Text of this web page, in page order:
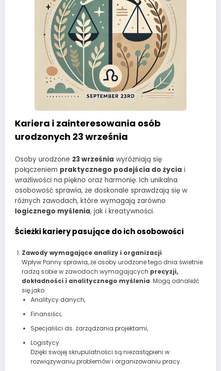
Kariera i zainteresowania osób
urodzonych 23 września
Osoby urodzone 23 września wyróżniają się
połączeniem praktycznego podejścia do życia i
wrażliwości na piękno oraz harmonię. Ich unikalna
osobowość sprawia, że doskonale sprawdzają się w
różnych zawodach, które wymagają zarówno
logicznego myślenia, jak i kreatywności.
Ścieżki kariery pasujące do ich osobowości
Zawody wymagające analizy i organizacji
Wpływ Panny sprawia, że osoby urodzone tego dnia świetnie
radzą sobie w zawodach wymagających precyzji,
dokładności i analitycznego myślenia. Mogą odnaleźć
się jako:
Analitycy danych,
Finansiści,
Specjaliści ds. zarządzania projektami,
Logistycy.
Dzięki swojej skrupulatności są niezastąpieni w
rozwiązywaniu problemów i organizowaniu pracy.